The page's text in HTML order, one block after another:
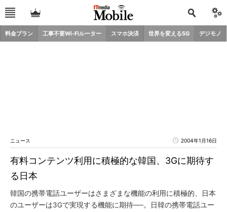
料金プラン 工事不要Wi-Fiルーター スマホ決済 世界を変える5G デジモノ
ニュース 2004年1月16日
有料コンテンツ利用に積極的な韓国、3Gに期待す
る日本
韓国の携帯電話ユーザーはさまざまな機能の利用に積極的、日本
のユーザーは3Gで実現する機能に期待──。日韓の携帯電話ユー